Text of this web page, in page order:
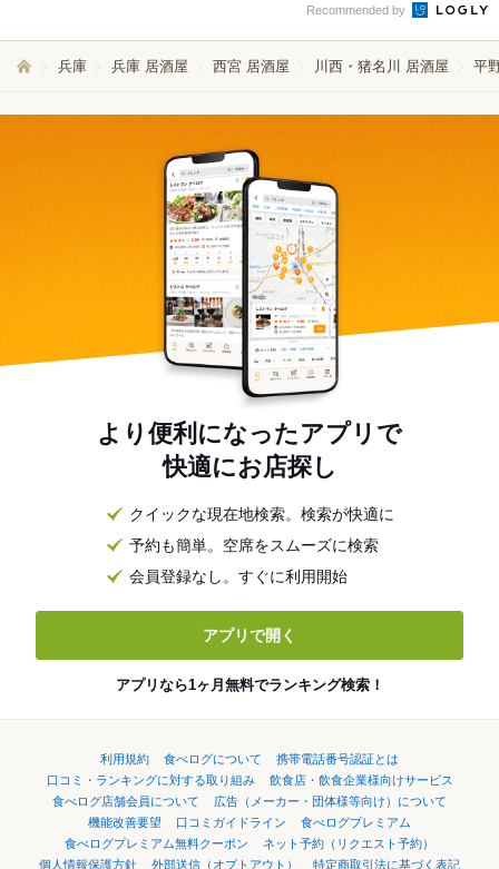
Recommended by
兵庫 兵庫 居酒屋 西宮 居酒屋 川西・猪名川 居酒屋 平
より便利になったアプリで
快適にお店探し
クイックな現在地検索。検索が快適に
予約も簡単。空席をスムーズに検索
会員登録なし。すぐに利用開始
アプリで開く
アプリなら1ヶ月無料でランキング検索！
利用規約 食べログについて
携帯電話番号認証とは
口コミ・ランキングに対する取り組み
飲食店・飲食企業様向けサービス
食べログ店舗会員について
広告（メーカー・団体様等向け）について
機能改善要望
口コミガイドライン
食べログプレミアム
食べログプレミアム無料クーポン
ネット予約（リクエスト予約）
個人情報保護方針
外部送信（オプトアウト）
特定商取引法に基づく表記